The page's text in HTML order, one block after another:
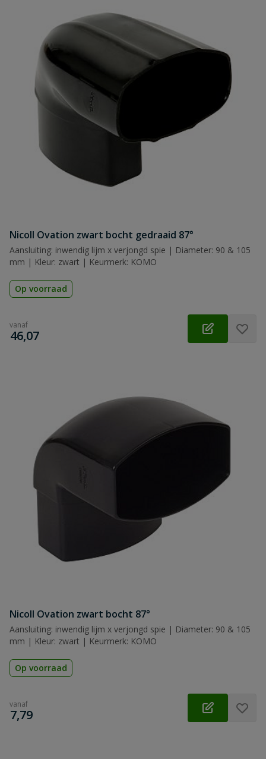
Nicoll Ovation zwart bocht gedraaid 87°
Aansluiting: inwendig lijm x verjongd spie | Diameter: 90 & 105
mm | Kleur: zwart | Keurmerk: KOMO
Op voorraad
vanaf
€
46,07
Nicoll Ovation zwart bocht 87°
Aansluiting: inwendig lijm x verjongd spie | Diameter: 90 & 105
mm | Kleur: zwart | Keurmerk: KOMO
Op voorraad
vanaf
€
7,79